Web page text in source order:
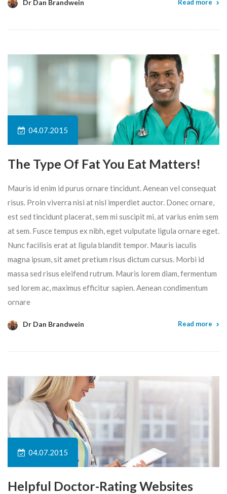
Dr Dan Brandwein Read more
04.07.2015
The Type Of Fat You Eat Matters!
Mauris id enim id purus ornare tincidunt. Aenean vel consequat
risus. Proin viverra nisi at nisl imperdiet auctor. Donec ornare,
est sed tincidunt placerat, sem mi suscipit mi, at varius enim sem
at sem. Fusce tempus ex nibh, eget vulputate ligula ornare eget.
Nunc facilisis erat at ligula blandit tempor. Mauris iaculis
magna ipsum, sit amet pretium risus dictum cursus. Morbi id
massa sed risus eleifend rutrum. Mauris lorem diam, fermentum
sed lorem ac, maximus efficitur sapien. Aenean condimentum
ornare
Dr Dan Brandwein Read more
04.07.2015
Helpful Doctor-Rating Websites